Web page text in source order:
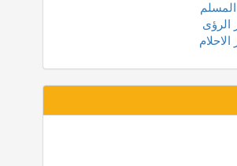
المسلم
الرؤى